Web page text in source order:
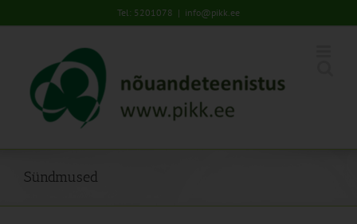
to
Tel: 5201078 | info@pikk.ee
Sündmused